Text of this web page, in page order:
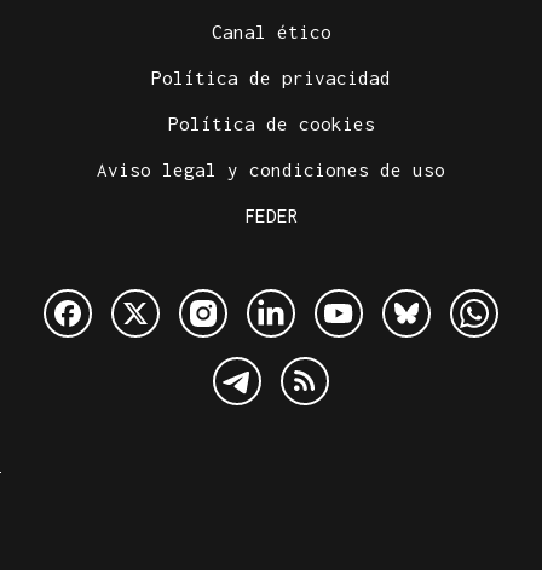
Canal ético
Política de privacidad
Política de cookies
Aviso legal y condiciones de uso
FEDER